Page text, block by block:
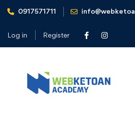
0917571711
Log in Register
Home
Tin tức - Sự kiện